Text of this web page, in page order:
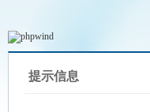
提示信息